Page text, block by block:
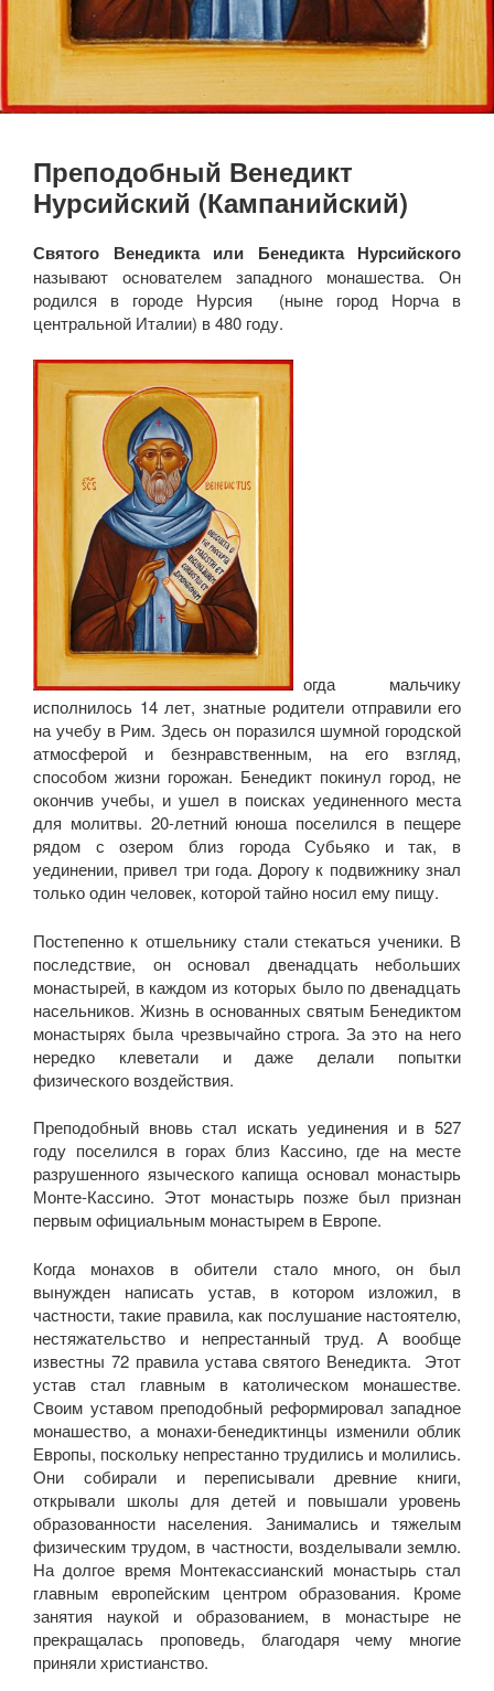
Преподобный Венедикт
Нурсийский (Кампанийский)
Святого Венедикта или Бенедикта Нурсийского
называют основателем западного монашества. Он
родился в городе Нурсия (ныне город Норча в
центральной Италии) в 480 году.
Когда мальчику
исполнилось 14 лет, знатные родители отправили его
на учебу в Рим. Здесь он поразился шумной городской
атмосферой и безнравственным, на его взгляд,
способом жизни горожан. Бенедикт покинул город, не
окончив учебы, и ушел в поисках уединенного места
для молитвы. 20-летний юноша поселился в пещере
рядом с озером близ города Субьяко и так, в
уединении, привел три года. Дорогу к подвижнику знал
только один человек, которой тайно носил ему пищу.
Постепенно к отшельнику стали стекаться ученики. В
последствие, он основал двенадцать небольших
монастырей, в каждом из которых было по двенадцать
насельников. Жизнь в основанных святым Бенедиктом
монастырях была чрезвычайно строга. За это на него
нередко клеветали и даже делали попытки
физического воздействия.
Преподобный вновь стал искать уединения и в 527
году поселился в горах близ Кассино, где на месте
разрушенного языческого капища основал монастырь
Монте-Кассино. Этот монастырь позже был признан
первым официальным монастырем в Европе.
Когда монахов в обители стало много, он был
вынужден написать устав, в котором изложил, в
частности, такие правила, как послушание настоятелю,
нестяжательство и непрестанный труд. А вообще
известны 72 правила устава святого Венедикта. Этот
устав стал главным в католическом монашестве.
Своим уставом преподобный реформировал западное
монашество, а монахи-бенедиктинцы изменили облик
Европы, поскольку непрестанно трудились и молились.
Они собирали и переписывали древние книги,
открывали школы для детей и повышали уровень
образованности населения. Занимались и тяжелым
физическим трудом, в частности, возделывали землю.
На долгое время Монтекассианский монастырь стал
главным европейским центром образования. Кроме
занятия наукой и образованием, в монастыре не
прекращалась проповедь, благодаря чему многие
приняли христианство.